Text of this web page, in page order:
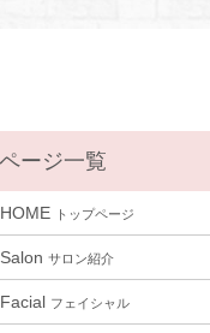
HOME トップページ
Salon サロン紹介
Facial フェイシャル